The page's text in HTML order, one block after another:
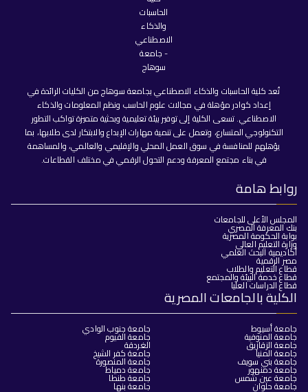
تُعد كلية الحاسبات والذكاء الاصطناعي بجامعة سوهاج من الكليات الرائدة في
إعداد كوادر مؤهلة في مجالات علوم الحاسب ونظم المعلومات والذكاء
الاصطناعي. تسعى الكلية إلى توفير بيئة تعليمية وبحثية متميزة تواكب التطور
التكنولوجي المتسارع، وتعمل على تنمية مهارات الإبداع والابتكار لدى طلابها، بما
يؤهلهم للمنافسة في سوق العمل المحلي والإقليمي والعالمي، والمساهمة
في بناء مجتمع المعرفة ودعم التحول الرقمي في مختلف القطاعات.
روابط هامة
المجلس الأعلى للجامعات
بنك المعرفة المصري
بوابة الحكومة المصرية
وزارة التعليم العالي
أكاديمية البحث العلمي
مصر الرقمية
قطاع التعليم والطلاب
قطاع خدمة البيئة والمجتمع
قطاع الدراسات العليا
الكلية بالجامعات المصرية
جامعة أسيوط
جامعة المنوفية
جامعة الزقازيق
جامعة المنيا
جامعة بني سويف
جامعة دمنهور
جامعة عين شمس
جامعة حلوان
جامعة جنوب الوادي
جامعة الفيوم
الغردقة
جامعة كفر الشيخ
جامعة المنصورة
جامعة دمياط
جامعة طنطا
جامعة بنها